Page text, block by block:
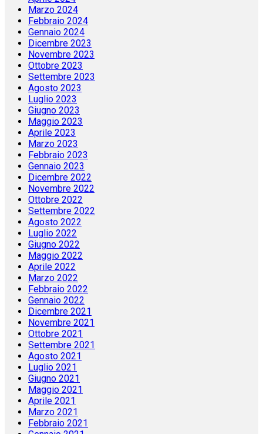
Marzo 2024
Febbraio 2024
Gennaio 2024
Dicembre 2023
Novembre 2023
Ottobre 2023
Settembre 2023
Agosto 2023
Luglio 2023
Giugno 2023
Maggio 2023
Aprile 2023
Marzo 2023
Febbraio 2023
Gennaio 2023
Dicembre 2022
Novembre 2022
Ottobre 2022
Settembre 2022
Agosto 2022
Luglio 2022
Giugno 2022
Maggio 2022
Aprile 2022
Marzo 2022
Febbraio 2022
Gennaio 2022
Dicembre 2021
Novembre 2021
Ottobre 2021
Settembre 2021
Agosto 2021
Luglio 2021
Giugno 2021
Maggio 2021
Aprile 2021
Marzo 2021
Febbraio 2021